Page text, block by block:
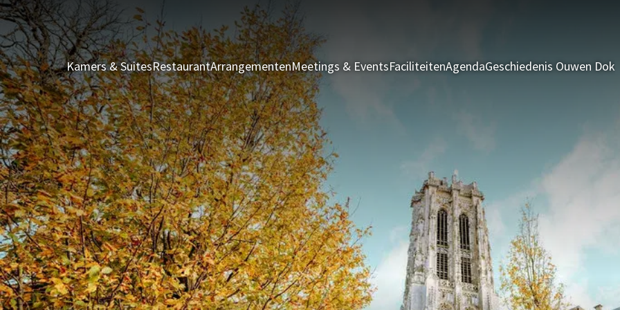
Kamers & SuitesRestaurantArrangementenMeetings & EventsFaciliteitenAgendaGeschiedenis Ouwen Dok